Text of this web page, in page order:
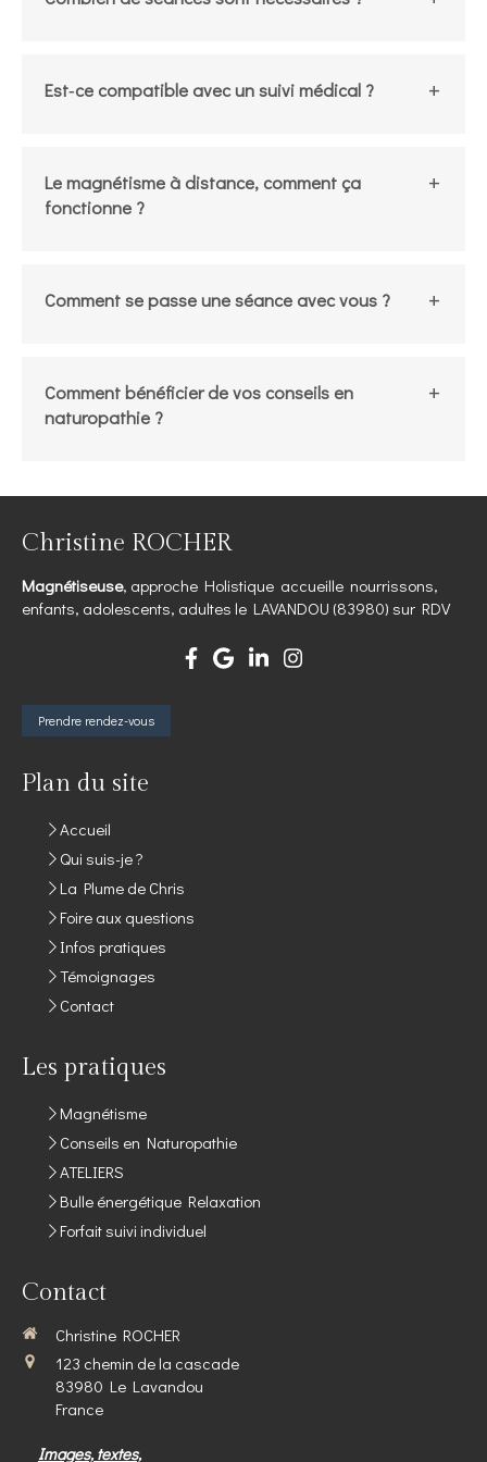
Est‑ce compatible avec un suivi médical ?
Le magnétisme à distance, comment ça
fonctionne ?
Comment se passe une séance avec vous ?
Comment bénéficier de vos conseils en
naturopathie ?
Christine ROCHER
Magnétiseuse, approche Holistique accueille nourrissons,
enfants, adolescents, adultes le LAVANDOU (83980) sur RDV
Prendre rendez-vous
Plan du site
Accueil
Qui suis-je ?
La Plume de Chris
Foire aux questions
Infos pratiques
Témoignages
Contact
Les pratiques
Magnétisme
Conseils en Naturopathie
ATELIERS
Bulle énergétique Relaxation
Forfait suivi individuel
Contact
Christine ROCHER
123 chemin de la cascade
83980 Le Lavandou
France
Images, textes,